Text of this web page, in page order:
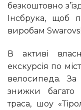
безкоштовно
Інсбрука, щоб
виробам
В активі власників картки є безкоштовна
екскурсія по
велосипеда.
знижки багато
траса, шоу